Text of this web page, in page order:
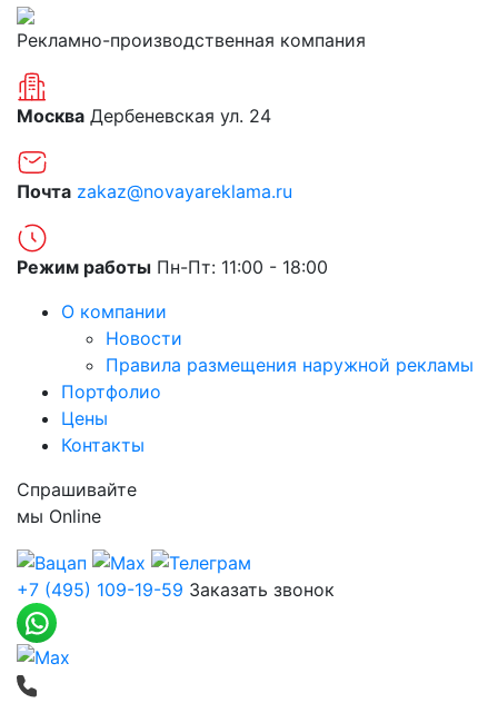
Рекламно-производственная компания
Москва Дербеневская ул. 24
Почта zakaz@novayareklama.ru
Режим работы Пн-Пт: 11:00 - 18:00
О компании
Новости
Правила размещения наружной рекламы
Портфолио
Цены
Контакты
Спрашивайте
мы Online
+7 (495) 109-19-59 Заказать звонок